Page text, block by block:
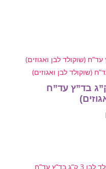
קינדר פרווה 1 ק”ג בד”ץ עד”ח